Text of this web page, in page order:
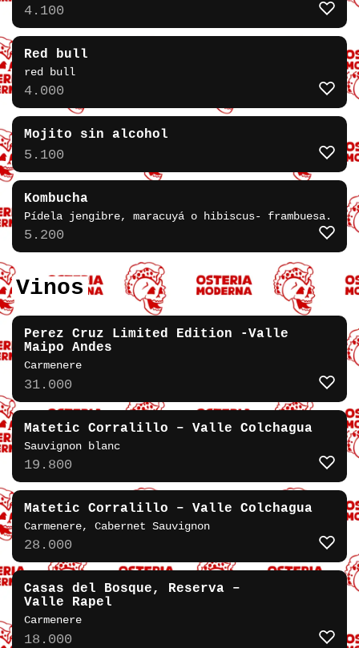
4.100
Red bull
red bull
4.000
Mojito sin alcohol
5.100
Kombucha
Pídela jengibre, maracuyá o hibiscus- frambuesa.
5.200
Vinos
Perez Cruz Limited Edition -Valle
Maipo Andes
Carmenere
31.000
Matetic Corralillo – Valle Colchagua
Sauvignon blanc
19.800
Matetic Corralillo – Valle Colchagua
Carmenere, Cabernet Sauvignon
28.000
Casas del Bosque, Reserva –
Valle Rapel
Carmenere
18.000